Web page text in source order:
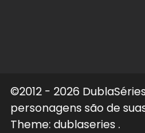
©2012 - 2026
personagens são de
Theme: dublaseries .